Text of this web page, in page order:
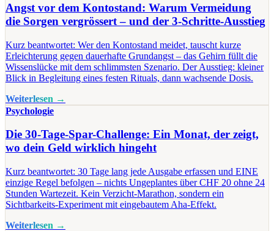
Angst vor dem Kontostand: Warum Vermeidung
die Sorgen vergrössert – und der 3-Schritte-Ausstieg
Kurz beantwortet: Wer den Kontostand meidet, tauscht kurze
Erleichterung gegen dauerhafte Grundangst – das Gehirn füllt die
Wissenslücke mit dem schlimmsten Szenario. Der Ausstieg: kleiner
Blick in Begleitung eines festen Rituals, dann wachsende Dosis.
Weiterlesen →
Psychologie
Die 30-Tage-Spar-Challenge: Ein Monat, der zeigt,
wo dein Geld wirklich hingeht
Kurz beantwortet: 30 Tage lang jede Ausgabe erfassen und EINE
einzige Regel befolgen – nichts Ungeplantes über CHF 20 ohne 24
Stunden Wartezeit. Kein Verzicht-Marathon, sondern ein
Sichtbarkeits-Experiment mit eingebautem Aha-Effekt.
Weiterlesen →